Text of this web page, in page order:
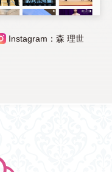
Instagram：森 理世